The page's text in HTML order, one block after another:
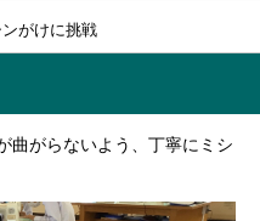
ンがけに挑戦
曲がらないよう、丁寧にミシ